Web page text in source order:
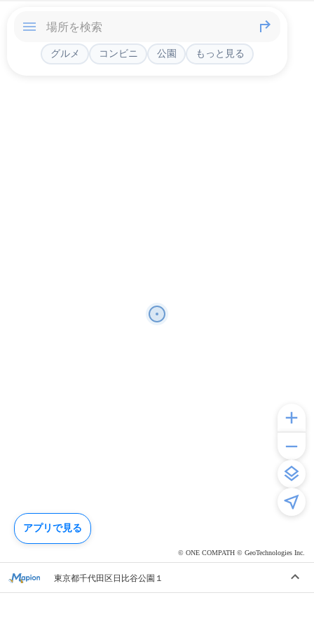
© ONE COMPATH © GeoTechnologies Inc.
グルメ コンビニ 公園 もっと見る
東京都千代田区日比谷公園１
アプリで見る